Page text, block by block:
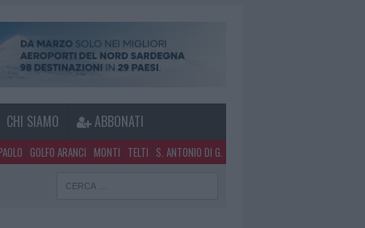
CHI SIAMO ABBONATI
GOLFO ARANCI MONTI TELTI S. ANTONIO DI G.